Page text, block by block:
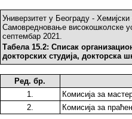
Универзитет у Београду -
Самовредновање високошколске
септембар 2021.
Табела 15.2: Списак
докторских студија, докторска
Ред. бр.
1.
Комисија за
2.
Комисија за